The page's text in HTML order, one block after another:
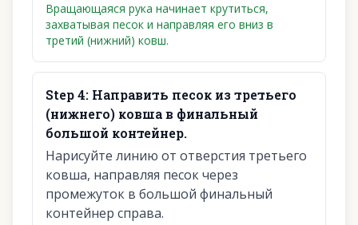
Вращающаяся рука начинает крутиться,
захватывая песок и направляя его вниз в
третий (нижний) ковш.
Step4: Направить песок из третьего
(нижнего) ковша в финальный
большой контейнер.
Нарисуйте линию от отверстия третьего
ковша, направляя песок через
промежуток в большой финальный
контейнер справа.